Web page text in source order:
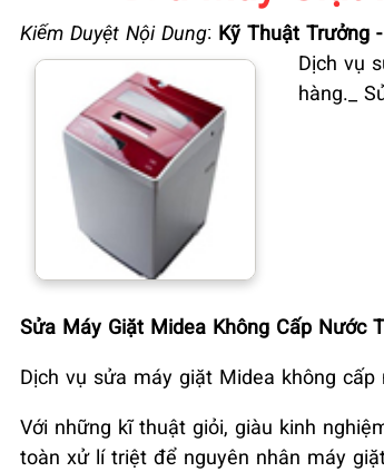
Kiểm Duyệt Nội Dung: Kỹ Thuật Trưởng
Dịch vụ
hàng._
Sửa Máy Giặt Midea Không Cấp Nước
Dịch vụ sửa máy giặt Midea không
Với những kĩ thuật giỏi, giàu kinh
toàn xử lí triệt để nguyên nhân máy